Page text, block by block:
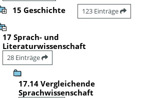
15 Geschichte 123 Einträge
17 Sprach- und
Literaturwissenschaft
28 Einträge
17.14 Vergleichende
Sprachwissenschaft